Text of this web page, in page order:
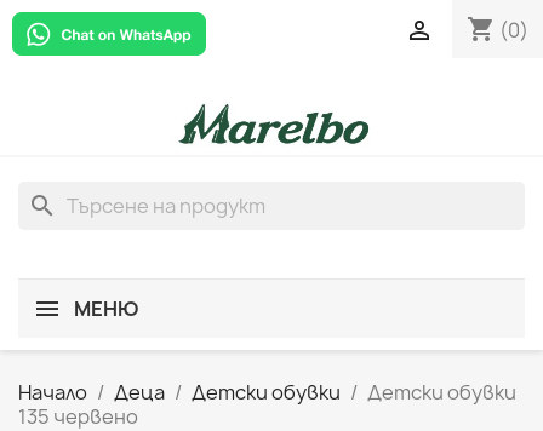
shopping_cart (0)

search
МЕНЮ
Начало Деца Детски обувки
Детски обувки
135 червено